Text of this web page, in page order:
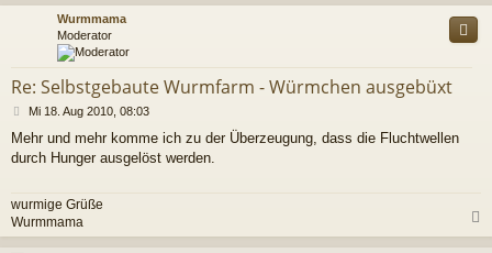
c
Wurmmama
Moderator
Re: Selbstgebaute Wurmfarm - Würmchen ausgebüxt
B
i
t
g
Mi 18. Aug 2010, 08:03
Mehr und mehr komme ich zu der Überzeugung, dass die Fluchtwellen
durch Hunger ausgelöst werden.
wurmige Grüße
Wurmmama
a